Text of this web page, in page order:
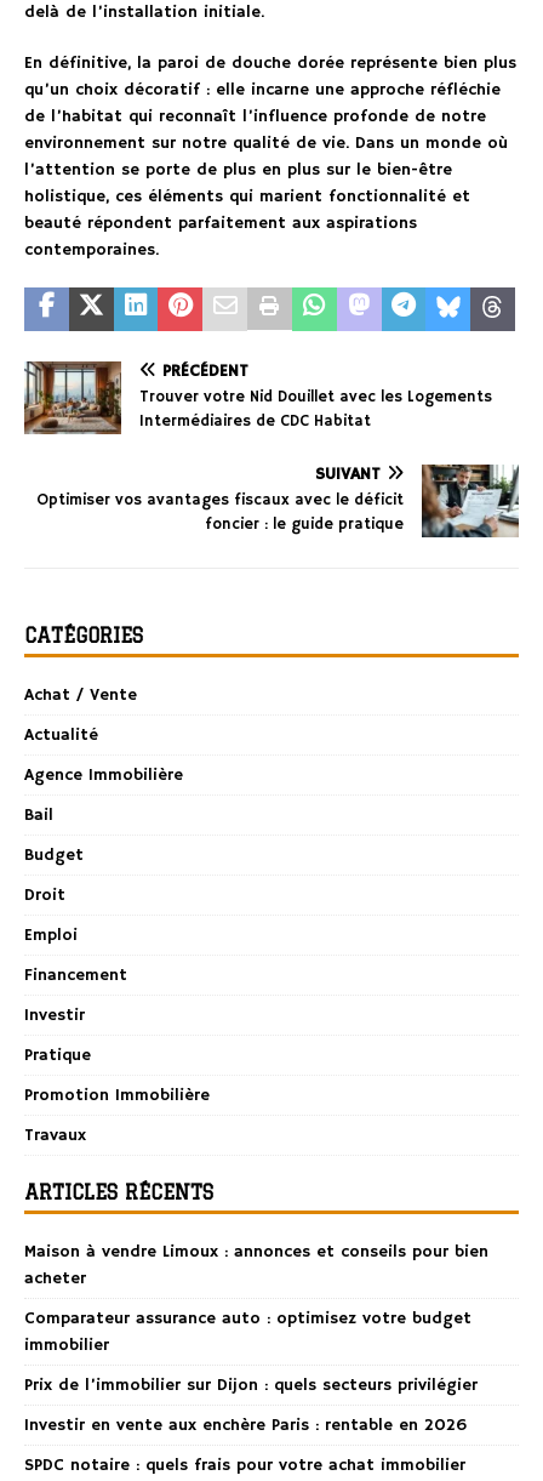
delà de l’installation initiale.
En définitive, la paroi de douche dorée représente bien plus
qu’un choix décoratif : elle incarne une approche réfléchie
de l’habitat qui reconnaît l’influence profonde de notre
environnement sur notre qualité de vie. Dans un monde où
l’attention se porte de plus en plus sur le bien-être
holistique, ces éléments qui marient fonctionnalité et
beauté répondent parfaitement aux aspirations
contemporaines.
PRÉCÉDENT
Trouver votre Nid Douillet avec les Logements
Intermédiaires de CDC Habitat
SUIVANT
Optimiser vos avantages fiscaux avec le déficit
foncier : le guide pratique
CATÉGORIES
Achat / Vente
Actualité
Agence Immobilière
Bail
Budget
Droit
Emploi
Financement
Investir
Pratique
Promotion Immobilière
Travaux
ARTICLES RÉCENTS
Maison à vendre Limoux : annonces et conseils pour bien
acheter
Comparateur assurance auto : optimisez votre budget
immobilier
Prix de l’immobilier sur Dijon : quels secteurs privilégier
Investir en vente aux enchère Paris : rentable en 2026
SPDC notaire : quels frais pour votre achat immobilier